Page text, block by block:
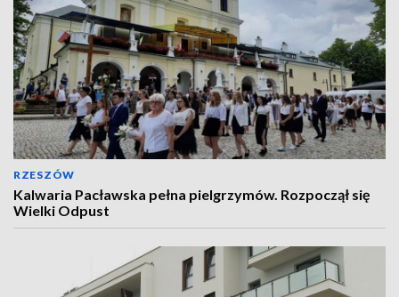
RZESZÓW
Kalwaria Pacławska pełna pielgrzymów. Rozpoczął się
Wielki Odpust